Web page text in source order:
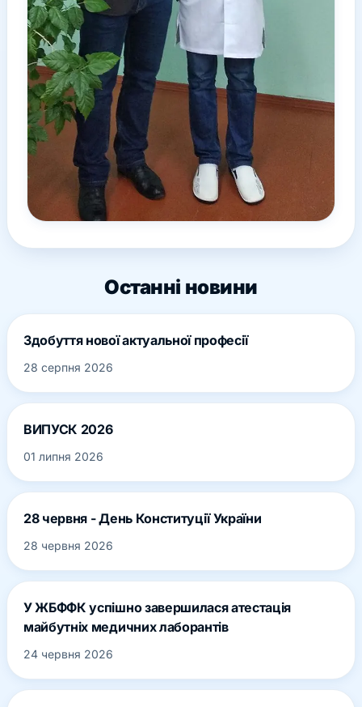
Останні новини
Здобуття нової актуальної професії
28 серпня 2026
ВИПУСК 2026
01 липня 2026
28 червня - День Конституції України
28 червня 2026
У ЖБФФК успішно завершилася атестація
майбутніх медичних лаборантів
24 червня 2026